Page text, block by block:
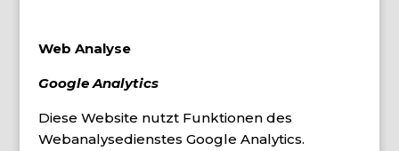
Web Analyse
Google Analytics
Diese Website nutzt Funktionen des
Webanalysedienstes Google Analytics.